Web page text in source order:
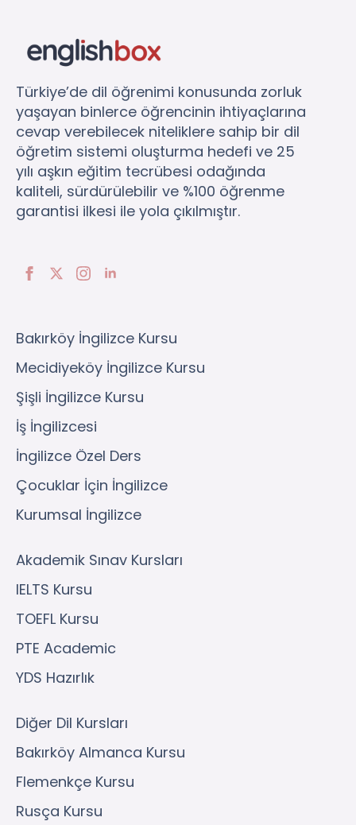
Türkiye’de dil öğrenimi konusunda zorluk
yaşayan binlerce öğrencinin ihtiyaçlarına
cevap verebilecek niteliklere sahip bir dil
öğretim sistemi oluşturma hedefi ve 25
yılı aşkın eğitim tecrübesi odağında
kaliteli, sürdürülebilir ve %100 öğrenme
garantisi ilkesi ile yola çıkılmıştır.
Bakırköy İngilizce Kursu
Mecidiyeköy İngilizce Kursu
Şişli İngilizce Kursu
İş İngilizcesi
İngilizce Özel Ders
Çocuklar İçin İngilizce
Kurumsal İngilizce
Akademik Sınav Kursları
IELTS Kursu
TOEFL Kursu
PTE Academic
YDS Hazırlık
Diğer Dil Kursları
Bakırköy Almanca Kursu
Flemenkçe Kursu
Rusça Kursu